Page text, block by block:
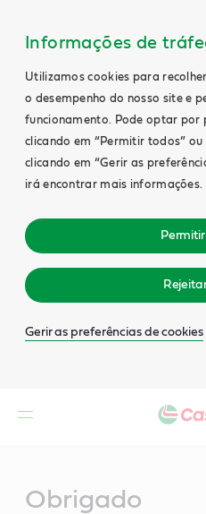
Informações de
Utilizamos cookies para
o desempenho do nosso site e
funcionamento. Pode optar por
clicando em “Permitir todos”
clicando em “Gerir as
irá encontrar mais informações.
Gerir as preferências de cookies
Obrigado